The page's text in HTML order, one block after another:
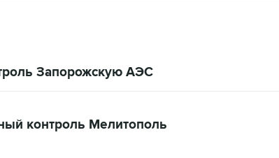
Запорожскую АЭС
контроль Мелитополь